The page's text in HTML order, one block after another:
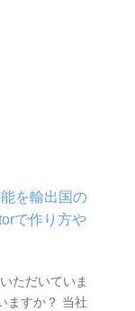
を輸出国の
で作り方や
ただいていま
ますか？ 当社